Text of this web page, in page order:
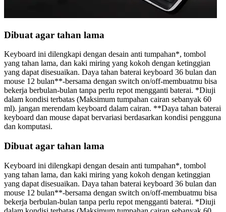
Dibuat agar tahan lama
Keyboard ini dilengkapi dengan desain anti tumpahan*, tombol
yang tahan lama, dan kaki miring yang kokoh dengan ketinggian
yang dapat disesuaikan. Daya tahan baterai keyboard 36 bulan dan
mouse 12 bulan**-bersama dengan switch on/off-membuatmu bisa
bekerja berbulan-bulan tanpa perlu repot mengganti baterai. *Diuji
dalam kondisi terbatas (Maksimum tumpahan cairan sebanyak 60
ml). jangan merendam keyboard dalam cairan. **Daya tahan baterai
keyboard dan mouse dapat bervariasi berdasarkan kondisi pengguna
dan komputasi.
Dibuat agar tahan lama
Keyboard ini dilengkapi dengan desain anti tumpahan*, tombol
yang tahan lama, dan kaki miring yang kokoh dengan ketinggian
yang dapat disesuaikan. Daya tahan baterai keyboard 36 bulan dan
mouse 12 bulan**-bersama dengan switch on/off-membuatmu bisa
bekerja berbulan-bulan tanpa perlu repot mengganti baterai. *Diuji